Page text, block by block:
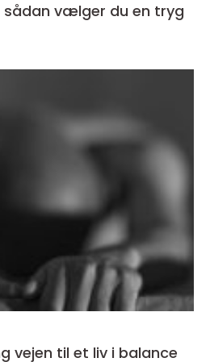
Misbrugsbehandling vejen til et liv i balance